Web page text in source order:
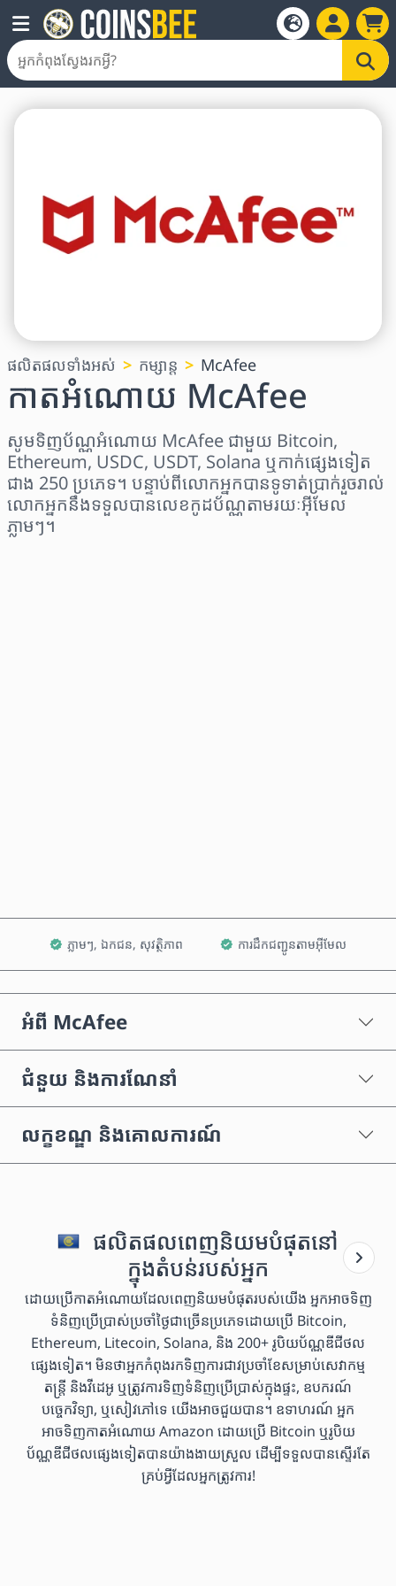
ផលិតផលទាំងអស់ កម្សាន្ត McAfee
កាតអំណោយ McAfee
សូមទិញប័ណ្ណអំណោយ McAfee ជាមួយ Bitcoin,
Ethereum, USDC, USDT, Solana ឬកាក់ផ្សេងទៀត
ជាង 250 ប្រភេទ។ បន្ទាប់ពីលោកអ្នកបានទូទាត់ប្រាក់រួចរាល់
លោកអ្នកនឹងទទួលបានលេខកូដប័ណ្ណតាមរយៈអ៊ីមែល
ភ្លាមៗ។
ភ្លាមៗ, ឯកជន, សុវត្ថិភាព ការដឹកជញ្ជូនតាមអ៊ីមែល
អំពី McAfee
ជំនួយ និងការណែនាំ
លក្ខខណ្ឌ និងគោលការណ៍
ផលិតផលពេញនិយមបំផុតនៅ
ក្នុងតំបន់របស់អ្នក
ដោយប្រើកាតអំណោយដែលពេញនិយមបំផុតរបស់យើង អ្នកអាចទិញ
ទំនិញប្រើប្រាស់ប្រចាំថ្ងៃជាច្រើនប្រភេទដោយប្រើ Bitcoin,
Ethereum, Litecoin, Solana, និង 200+ រូបិយប័ណ្ណឌីជីថល
ផ្សេងទៀត។ មិនថាអ្នកកំពុងរកទិញការជាវប្រចាំខែសម្រាប់សេវាកម្ម
តន្ត្រី និងវីដេអូ ឬត្រូវការទិញទំនិញប្រើប្រាស់ក្នុងផ្ទះ, ឧបករណ៍
បច្ចេកវិទ្យា, ឬសៀវភៅទេ យើងអាចជួយបាន។ ឧទាហរណ៍ អ្នក
អាចទិញកាតអំណោយ Amazon ដោយប្រើ Bitcoin ឬរូបិយ
ប័ណ្ណឌីជីថលផ្សេងទៀតបានយ៉ាងងាយស្រួល ដើម្បីទទួលបានស្ទើរតែ
គ្រប់អ្វីដែលអ្នកត្រូវការ!